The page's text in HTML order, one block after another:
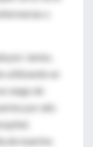
o
por James,
utilizando un
rango de
por año
de muertes